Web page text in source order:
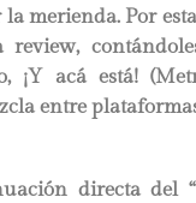
merienda. Por
¡Y acá está!
entre
directa del